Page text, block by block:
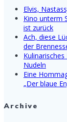
Elvis,
Kino unterm
ist zurück
Ach, diese
der
Nudeln
Eine
„Der blaue
Archive